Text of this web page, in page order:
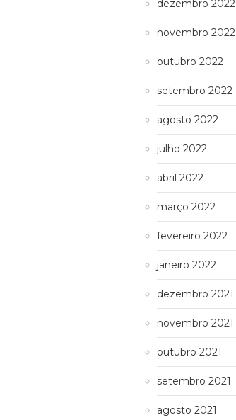
dezembro 2022
novembro 2022
outubro 2022
setembro 2022
agosto 2022
julho 2022
abril 2022
março 2022
fevereiro 2022
janeiro 2022
dezembro 2021
novembro 2021
outubro 2021
setembro 2021
agosto 2021